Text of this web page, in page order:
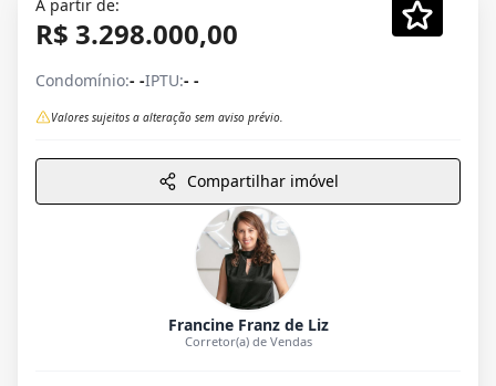
A partir de:
R$ 3.298.000,00
Condomínio:- -IPTU:- -
Valores sujeitos a alteração sem aviso prévio.
Compartilhar imóvel
Francine Franz de Liz
Corretor(a) de Vendas